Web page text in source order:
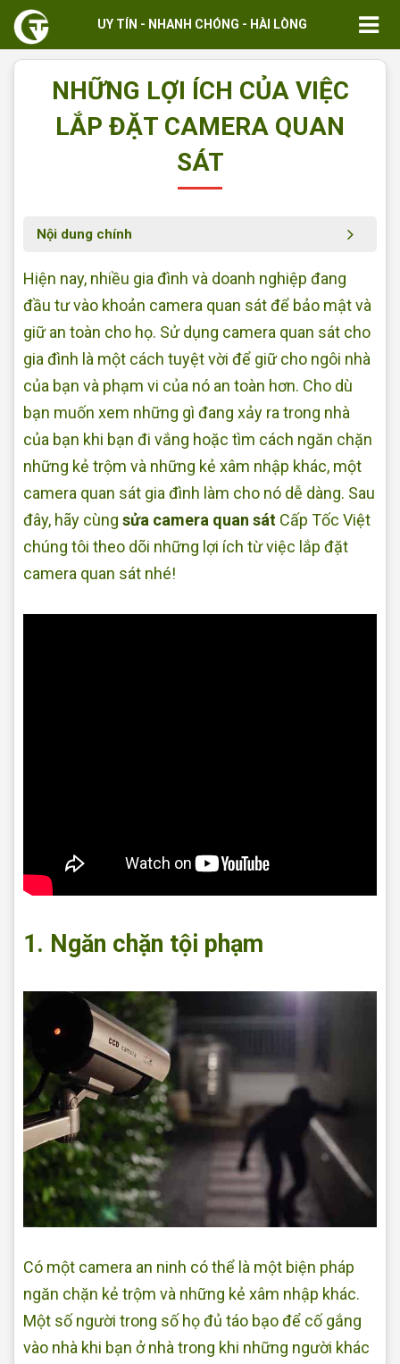
UY TÍN - NHANH CHÓNG - HÀI LÒNG
NHỮNG LỢI ÍCH CỦA VIỆC
LẮP ĐẶT CAMERA QUAN
SÁT
Nội dung chính
Hiện nay, nhiều gia đình và doanh nghiệp đang
đầu tư vào khoản camera quan sát để bảo mật và
giữ an toàn cho họ. Sử dụng camera quan sát cho
gia đình là một cách tuyệt vời để giữ cho ngôi nhà
của bạn và phạm vi của nó an toàn hơn. Cho dù
bạn muốn xem những gì đang xảy ra trong nhà
của bạn khi bạn đi vắng hoặc tìm cách ngăn chặn
những kẻ trộm và những kẻ xâm nhập khác, một
camera quan sát gia đình làm cho nó dễ dàng. Sau
đây, hãy cùng sửa camera quan sát Cấp Tốc Việt
chúng tôi theo dõi những lợi ích từ việc lắp đặt
camera quan sát nhé!
1. Ngăn chặn tội phạm
Có một camera an ninh có thể là một biện pháp
ngăn chặn kẻ trộm và những kẻ xâm nhập khác.
Một số người trong số họ đủ táo bạo để cố gắng
vào nhà khi bạn ở nhà trong khi những người khác